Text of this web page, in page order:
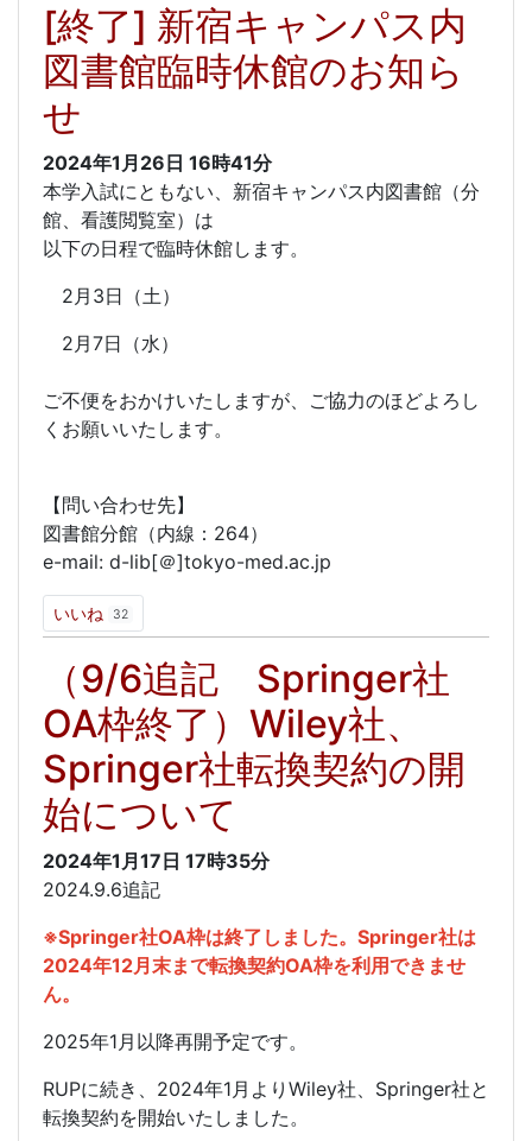
[終了] 新宿キャンパス内
図書館臨時休館のお知ら
せ
2024年1月26日 16時41分
本学入試にともない、新宿キャンパス内図書館（分
館、看護閲覧室）は
以下の日程で臨時休館します。
2月3日（土）
2月7日（水）
ご不便をおかけいたしますが、ご協力のほどよろし
くお願いいたします。
【問い合わせ先】
図書館分館（内線：264）
e-mail: d-lib[＠]tokyo-med.ac.jp
いいね 32
（9/6追記 Springer社
OA枠終了）Wiley社、
Springer社転換契約の開
始について
2024年1月17日 17時35分
2024.9.6追記
※Springer社OA枠は終了しました。Springer社は
2024年12月末まで転換契約OA枠を利用できませ
ん。
2025年1月以降再開予定です。
RUPに続き、2024年1月よりWiley社、Springer社と
転換契約を開始いたしました。